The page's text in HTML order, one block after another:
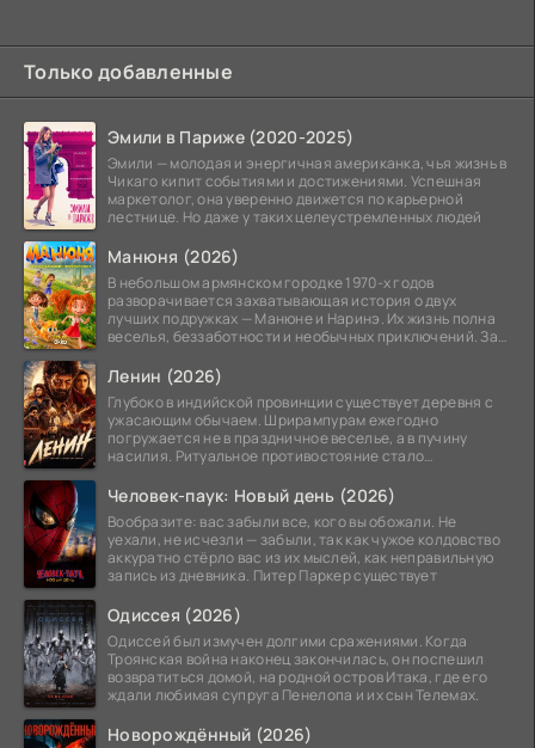
Только добавленные
Эмили в Париже (2020-2025)
Эмили — молодая и энергичная американка, чья жизнь в
Чикаго кипит событиями и достижениями. Успешная
маркетолог, она уверенно движется по карьерной
лестнице. Но даже у таких целеустремленных людей
Манюня (2026)
В небольшом армянском городке 1970-х годов
разворачивается захватывающая история о двух
лучших подружках — Манюне и Наринэ. Их жизнь полна
веселья, беззаботности и необычных приключений. За
Ленин (2026)
Глубоко в индийской провинции существует деревня с
ужасающим обычаем. Шрирампурам ежегодно
погружается не в праздничное веселье, а в пучину
насилия. Ритуальное противостояние стало
Человек-паук: Новый день (2026)
Вообразите: вас забыли все, кого вы обожали. Не
уехали, не исчезли — забыли, так как чужое колдовство
аккуратно стёрло вас из их мыслей, как неправильную
запись из дневника. Питер Паркер существует
Одиссея (2026)
Одиссей был измучен долгими сражениями. Когда
Троянская война наконец закончилась, он поспешил
возвратиться домой, на родной остров Итака, где его
ждали любимая супруга Пенелопа и их сын Телемах.
Новорождённый (2026)